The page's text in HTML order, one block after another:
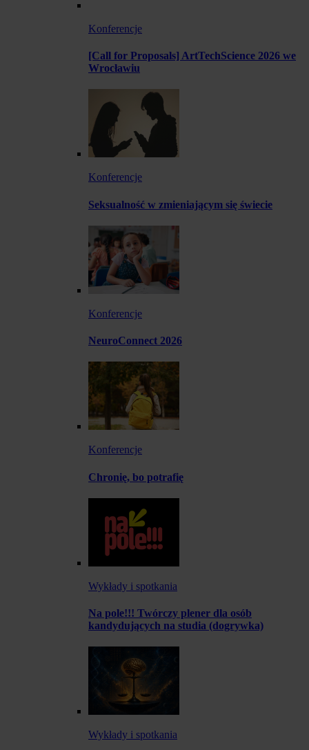
Konferencje
[Call for Proposals] ArtTechScience 2026 we
Wrocławiu
Konferencje
Seksualność w zmieniającym się świecie
Konferencje
NeuroConnect 2026
Konferencje
Chronię, bo potrafię
Wykłady i spotkania
Na pole!!! Twórczy plener dla osób
kandydujących na studia (dogrywka)
Wykłady i spotkania